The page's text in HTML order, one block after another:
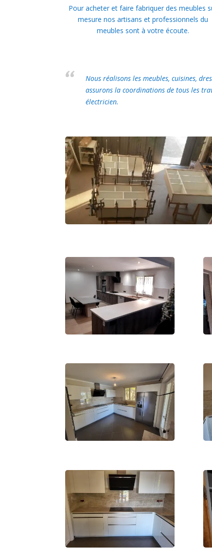
Pour acheter et faire fabriquer des meubles
mesure nos artisans et professionnels du
meubles sont à votre écoute.
Nous réalisons les meubles, cuisines,
assurons la coordinations de tous les
électricien.